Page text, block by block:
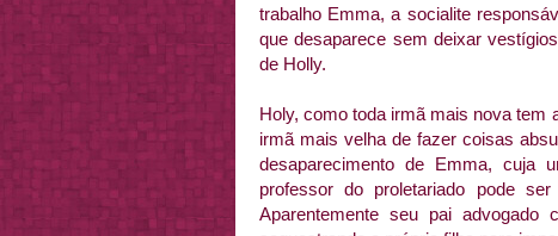
trabalho Emma, a socialite
que desaparece sem deixar
de Holly.
Holy, como toda irmã mais nova tem
irmã mais velha de fazer coisas
desaparecimento de Emma, cuja
professor do proletariado pode
Aparentemente seu pai advogado